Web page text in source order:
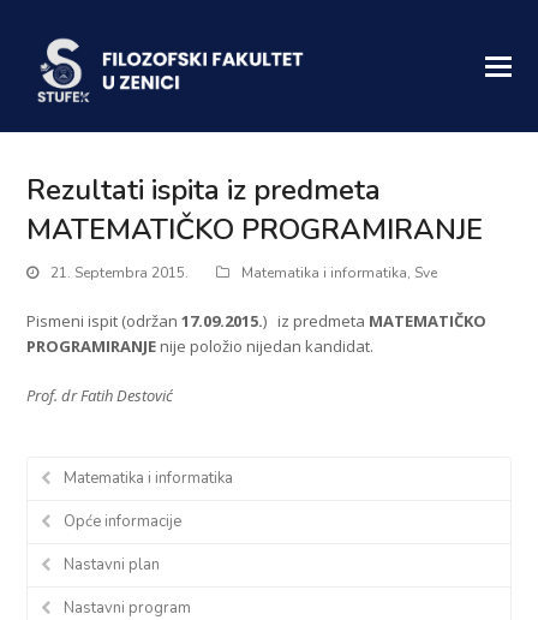
Rezultati ispita iz predmeta
MATEMATIČKO PROGRAMIRANJE
21. Septembra 2015. Matematika i informatika, Sve
Pismeni ispit (održan17.09.2015.) iz predmeta MATEMATIČKO
PROGRAMIRANJE nije položio nijedan kandidat.
Prof. dr Fatih Destović
Matematika i informatika
Opće informacije
Nastavni plan
Nastavni program